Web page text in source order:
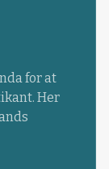
for at
Her